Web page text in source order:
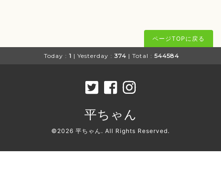
ページTOPに戻る
Today : 1 | Yesterday : 374 | Total : 544584
平ちゃん
©2026 平ちゃん . All Rights Reserved.